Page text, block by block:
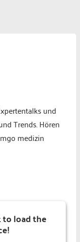
und
Trends. Hören
medizin
to load the